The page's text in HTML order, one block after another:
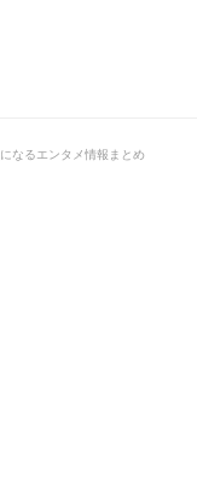
なるエンタメ情報まとめ